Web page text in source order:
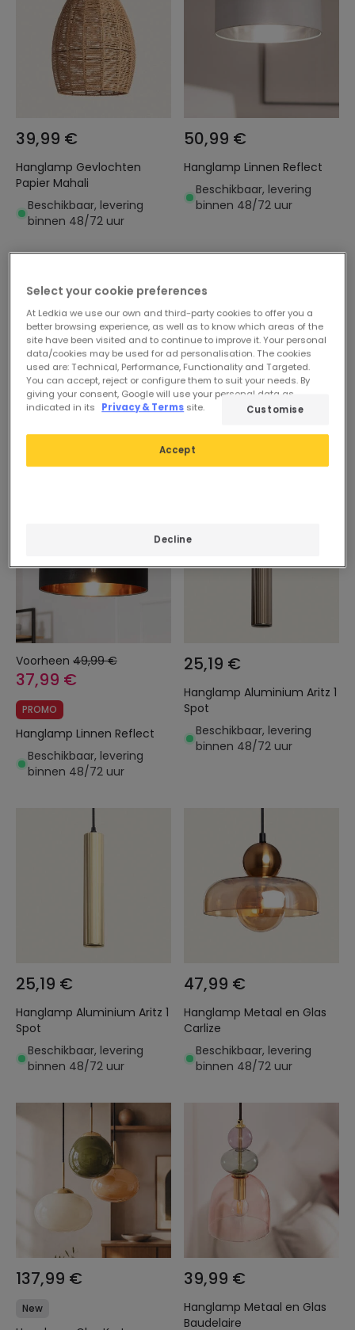
39,99 €
Hanglamp Gevlochten
Papier Mahali
Beschikbaar, levering
binnen 48/72 uur
50,99 €
Hanglamp Linnen Reflect
Beschikbaar, levering
binnen 48/72 uur
Voorheen 49,99 €
37,99 €
PROMO
Hanglamp Linnen Reflect
Beschikbaar, levering
binnen 48/72 uur
25,19 €
Hanglamp Aluminium Aritz 1
Spot
Beschikbaar, levering
binnen 48/72 uur
25,19 €
Hanglamp Aluminium Aritz 1
Spot
Beschikbaar, levering
binnen 48/72 uur
47,99 €
Hanglamp Metaal en Glas
Carlize
Beschikbaar, levering
binnen 48/72 uur
137,99 €
New
39,99 €
Hanglamp Metaal en Glas
Baudelaire
Select your cookie preferences
At Ledkia we use our own and third-party cookies to offer you a
better browsing experience, as well as to know which areas of the
site have been visited and to continue to improve it. Your personal
data/cookies may be used for ad personalisation. The cookies
used are: Technical, Performance, Functionality and Targeted.
You can accept, reject or configure them to suit your needs. By
giving your consent, Google will use your personal data as
indicated in its
Privacy & Terms site.
Decline
Accept
Customise